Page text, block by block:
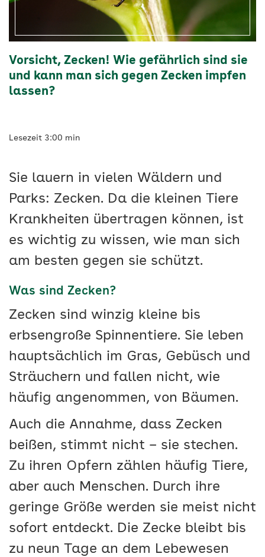
lassen?
AOK
Vorsicht, Zecken! Wie gefährlich sind sie
und kann man sich gegen Zecken impfen
lassen?
Lesezeit 3:00 min
Sie lauern in vielen Wäldern und
Parks: Zecken. Da die kleinen Tiere
Krankheiten übertragen können, ist
es wichtig zu wissen, wie man sich
am besten gegen sie schützt.
Was sind Zecken?
Zecken sind winzig kleine bis
erbsengroße Spinnentiere. Sie leben
hauptsächlich im Gras, Gebüsch und
Sträuchern und fallen nicht, wie
häufig angenommen, von Bäumen.
Auch die Annahme, dass Zecken
beißen, stimmt nicht – sie stechen.
Zu ihren Opfern zählen häufig Tiere,
aber auch Menschen. Durch ihre
geringe Größe werden sie meist nicht
sofort entdeckt. Die Zecke bleibt bis
zu neun Tage an dem Lebewesen